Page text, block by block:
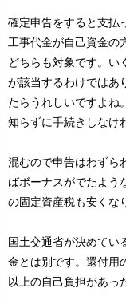
確定申告をすると支払
工事代金が自己資金の
どちらも対象です。
が該当するわけではあ
たらうれしいですよね
知らずに手続きしな
混むので申告はわずら
ばボーナスがでたよう
の固定資産税も安くな
国土交通省が決めてい
金とは別です。還付用
以上の自己負担があっ